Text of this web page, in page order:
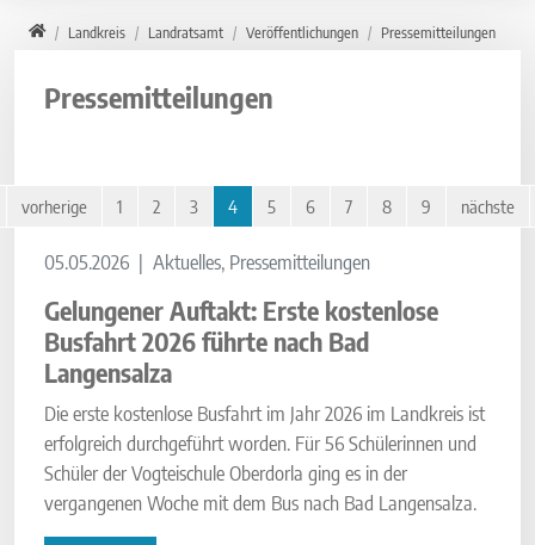
HomeLandkreis Landratsamt Veröffentlichungen Pressemitteilungen
Pressemitteilungen
vorherige 1 2 3 4 5 6 7 8 9 nächste
05.05.2026 Aktuelles, Pressemitteilungen
Gelungener Auftakt: Erste kostenlose
Busfahrt 2026 führte nach Bad
Langensalza
Die erste kostenlose Busfahrt im Jahr 2026 im Landkreis ist
erfolgreich durchgeführt worden. Für 56 Schülerinnen und
Schüler der Vogteischule Oberdorla ging es in der
vergangenen Woche mit dem Bus nach Bad Langensalza.